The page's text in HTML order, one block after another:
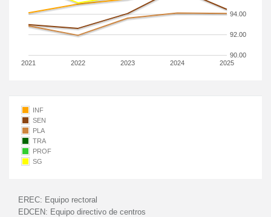
2021 2022 2023 2024 2025
90.00
92.00
94.00
INF
SEN
PLA
TRA
PROF
SG
EREC: Equipo rectoral
EDCEN: Equipo directivo de centros